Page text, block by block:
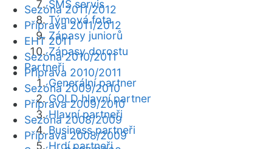
SMS servis
Týmová fota
Zápasy juniorů
Zápasy dorostu
Partneři
Generální partner
GOLD hlavní partner
Hlavní partneři
Business partneři
Hrdí partneři
Sezóna 2011/2012
Příprava 2011/2012
EHT 2011
Sezóna 2010/2011
Příprava 2010/2011
Sezóna 2009/2010
Příprava 2009/2010
Sezóna 2008/2009
Příprava 2008/2009